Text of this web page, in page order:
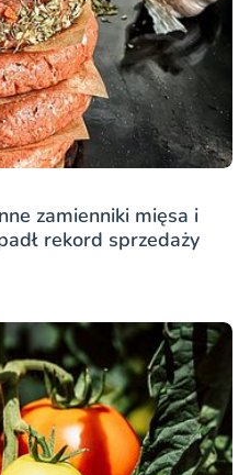
zamienniki mięsa i
rekord sprzedaży